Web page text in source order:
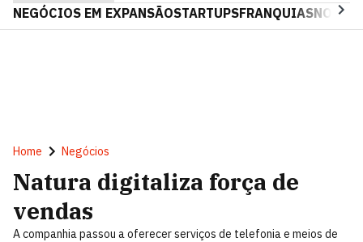
NEGÓCIOS EM EXPANSÃOSTARTUPSFRANQUIAS
Home Negócios
Natura digitaliza força de
vendas
A companhia passou a oferecer serviços de telefonia e meios de